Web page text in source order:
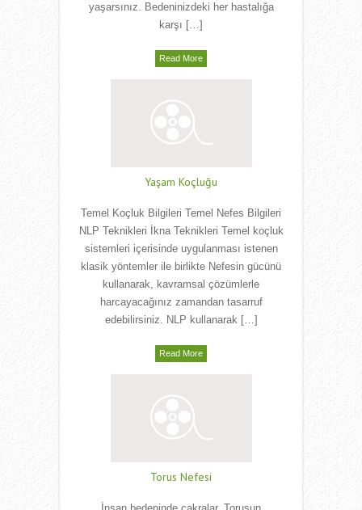
yaşarsınız. Bedeninizdeki her hastalığa
karşı […]
Read More
Yaşam Koçluğu
Temel Koçluk Bilgileri Temel Nefes Bilgileri
NLP Teknikleri İkna Teknikleri Temel koçluk
sistemleri içerisinde uygulanması istenen
klasik yöntemler ile birlikte Nefesin gücünü
kullanarak, kavramsal çözümlerle
harcayacağınız zamandan tasarruf
edebilirsiniz. NLP kullanarak […]
Read More
Torus Nefesi